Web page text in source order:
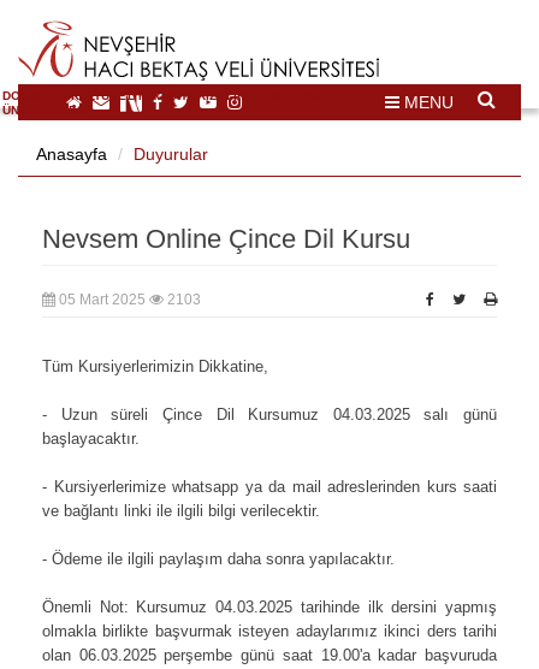
DOĞAL VE KÜLTÜREL MİRAS TURİZMİ İHTİSASLAŞMA
ÜNİVERSİTESİ
MENU
Anasayfa Duyurular
Nevsem Online Çince Dil Kursu
05 Mart 2025 2103
Tüm Kursiyerlerimizin Dikkatine,
- Uzun süreli Çince Dil Kursumuz 04.03.2025 salı günü
başlayacaktır.
- Kursiyerlerimize whatsapp ya da mail adreslerinden kurs saati
ve bağlantı linki ile ilgili bilgi verilecektir.
- Ödeme ile ilgili paylaşım daha sonra yapılacaktır.
Önemli Not: Kursumuz 04.03.2025 tarihinde ilk dersini yapmış
olmakla birlikte başvurmak isteyen adaylarımız ikinci ders tarihi
olan 06.03.2025 perşembe günü saat 19.00'a kadar başvuruda